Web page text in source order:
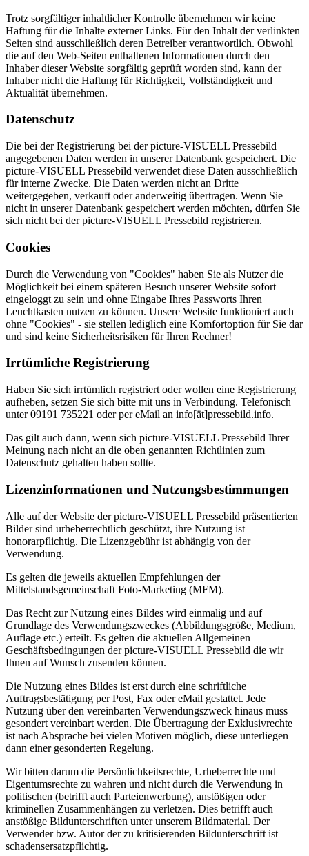
Trotz sorgfältiger inhaltlicher Kontrolle übernehmen wir keine
Haftung für die Inhalte externer Links. Für den Inhalt der verlinkten
Seiten sind ausschließlich deren Betreiber verantwortlich. Obwohl
die auf den Web-Seiten enthaltenen Informationen durch den
Inhaber dieser Website sorgfältig geprüft worden sind, kann der
Inhaber nicht die Haftung für Richtigkeit, Vollständigkeit und
Aktualität übernehmen.
Datenschutz
Die bei der Registrierung bei der picture-VISUELL Pressebild
angegebenen Daten werden in unserer Datenbank gespeichert. Die
picture-VISUELL Pressebild verwendet diese Daten ausschließlich
für interne Zwecke. Die Daten werden nicht an Dritte
weitergegeben, verkauft oder anderweitig übertragen. Wenn Sie
nicht in unserer Datenbank gespeichert werden möchten, dürfen Sie
sich nicht bei der picture-VISUELL Pressebild registrieren.
Cookies
Durch die Verwendung von "Cookies" haben Sie als Nutzer die
Möglichkeit bei einem späteren Besuch unserer Website sofort
eingeloggt zu sein und ohne Eingabe Ihres Passworts Ihren
Leuchtkasten nutzen zu können. Unsere Website funktioniert auch
ohne "Cookies" - sie stellen lediglich eine Komfortoption für Sie dar
und sind keine Sicherheitsrisiken für Ihren Rechner!
Irrtümliche Registrierung
Haben Sie sich irrtümlich registriert oder wollen eine Registrierung
aufheben, setzen Sie sich bitte mit uns in Verbindung. Telefonisch
unter 09191 735221 oder per eMail an info[ät]pressebild.info.
Das gilt auch dann, wenn sich picture-VISUELL Pressebild Ihrer
Meinung nach nicht an die oben genannten Richtlinien zum
Datenschutz gehalten haben sollte.
Lizenzinformationen und Nutzungsbestimmungen
Alle auf der Website der picture-VISUELL Pressebild präsentierten
Bilder sind urheberrechtlich geschützt, ihre Nutzung ist
honorarpflichtig. Die Lizenzgebühr ist abhängig von der
Verwendung.
Es gelten die jeweils aktuellen Empfehlungen der
Mittelstandsgemeinschaft Foto-Marketing (MFM).
Das Recht zur Nutzung eines Bildes wird einmalig und auf
Grundlage des Verwendungszweckes (Abbildungsgröße, Medium,
Auflage etc.) erteilt. Es gelten die aktuellen Allgemeinen
Geschäftsbedingungen der picture-VISUELL Pressebild die wir
Ihnen auf Wunsch zusenden können.
Die Nutzung eines Bildes ist erst durch eine schriftliche
Auftragsbestätigung per Post, Fax oder eMail gestattet. Jede
Nutzung über den vereinbarten Verwendungszweck hinaus muss
gesondert vereinbart werden. Die Übertragung der Exklusivrechte
ist nach Absprache bei vielen Motiven möglich, diese unterliegen
dann einer gesonderten Regelung.
Wir bitten darum die Persönlichkeitsrechte, Urheberrechte und
Eigentumsrechte zu wahren und nicht durch die Verwendung in
politischen (betrifft auch Parteienwerbung), anstößigen oder
kriminellen Zusammenhängen zu verletzen. Dies betrifft auch
anstößige Bildunterschriften unter unserem Bildmaterial. Der
Verwender bzw. Autor der zu kritisierenden Bildunterschrift ist
schadensersatzpflichtig.